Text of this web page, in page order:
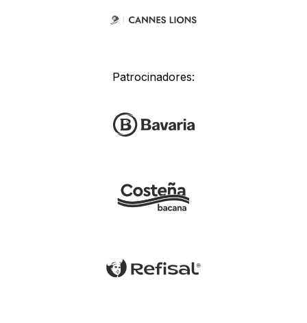
Patrocinadores: